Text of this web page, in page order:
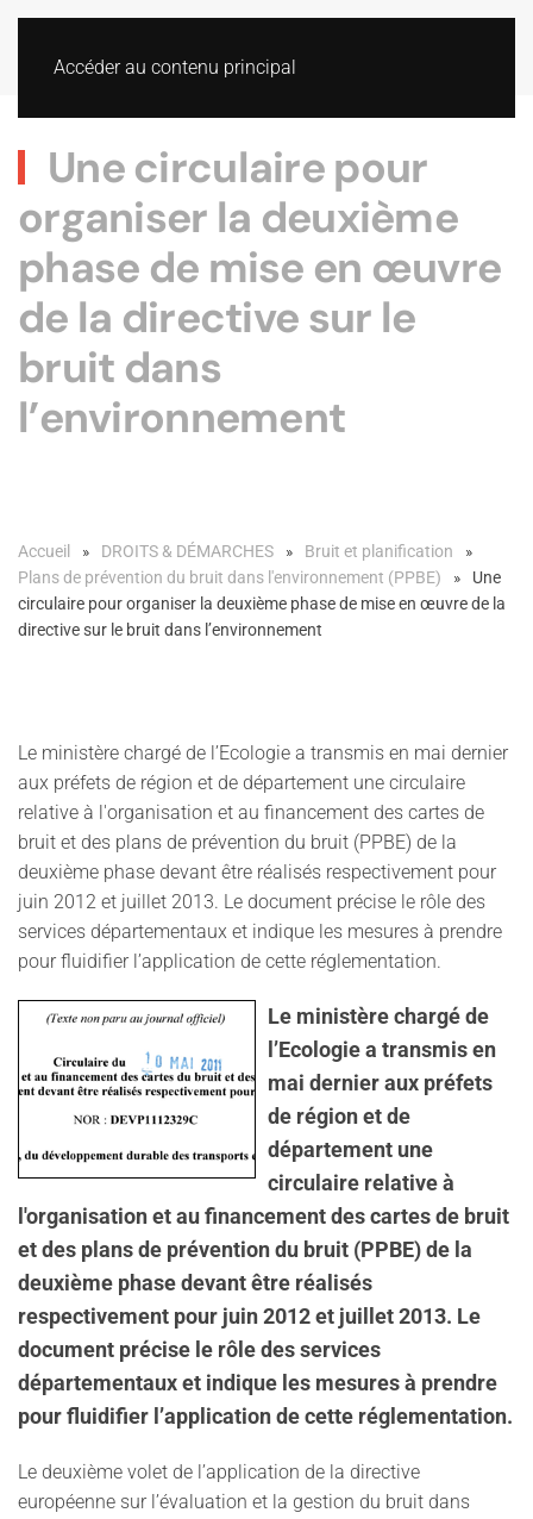
Accéder au contenu principal
Une circulaire pour
organiser la deuxième
phase de mise en œuvre
de la directive sur le
bruit dans
l’environnement
Accueil DROITS & DÉMARCHES
Bruit et planification
Plans de prévention du bruit dans l'environnement (PPBE)
Une
circulaire pour organiser la deuxième phase de mise en œuvre de la
directive sur le bruit dans l’environnement
Le ministère chargé de l’Ecologie a transmis en mai dernier
aux préfets de région et de département une circulaire
relative à l'organisation et au financement des cartes de
bruit et des plans de prévention du bruit (PPBE) de la
deuxième phase devant être réalisés respectivement pour
juin 2012 et juillet 2013. Le document précise le rôle des
services départementaux et indique les mesures à prendre
pour fluidifier l’application de cette réglementation.
Le ministère chargé de
l’Ecologie a transmis en
mai dernier aux préfets
de région et de
département une
circulaire relative à
l'organisation et au financement des cartes de bruit
et des plans de prévention du bruit (PPBE) de la
deuxième phase devant être réalisés
respectivement pour juin 2012 et juillet 2013. Le
document précise le rôle des services
départementaux et indique les mesures à prendre
pour fluidifier l’application de cette réglementation.
Le deuxième volet de l’application de la directive
européenne sur l’évaluation et la gestion du bruit dans